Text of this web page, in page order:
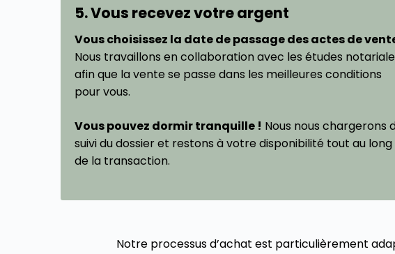
5. Vous recevez votre argent
Vous choisissez la date de passage des actes de
Nous travaillons en collaboration avec les études
afin que la vente se passe dans les meilleures conditions
pour vous.
Vous pouvez dormir tranquille ! Nous nous chargerons
suivi du dossier et restons à votre disponibilité tout au long
de la transaction.
Notre processus d’achat est particulièrement